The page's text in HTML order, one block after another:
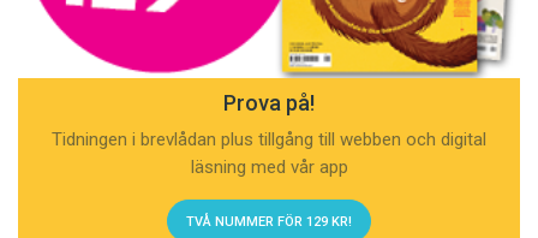
Prova på!
Tidningen i brevlådan plus tillgång till webben och digital
läsning med vår app
TVÅ NUMMER FÖR 129 KR!